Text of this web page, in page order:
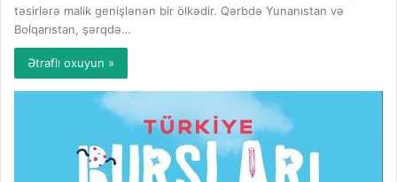
təsirlərə malik genişlənən bir ölkədir. Qərbdə Yunanıstan və
Bolqarıstan, şərqdə…
Ətraflı oxuyun »